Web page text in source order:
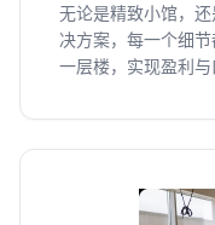
无论是精致小馆，
决方案，每一个细
一层楼，实现盈利与